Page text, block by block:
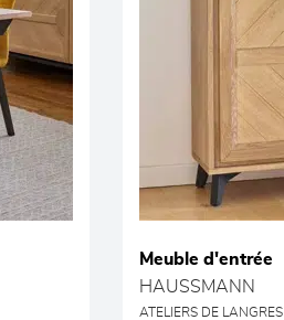
Meuble d'entrée
HAUSSMANN
ATELIERS DE LANGRES